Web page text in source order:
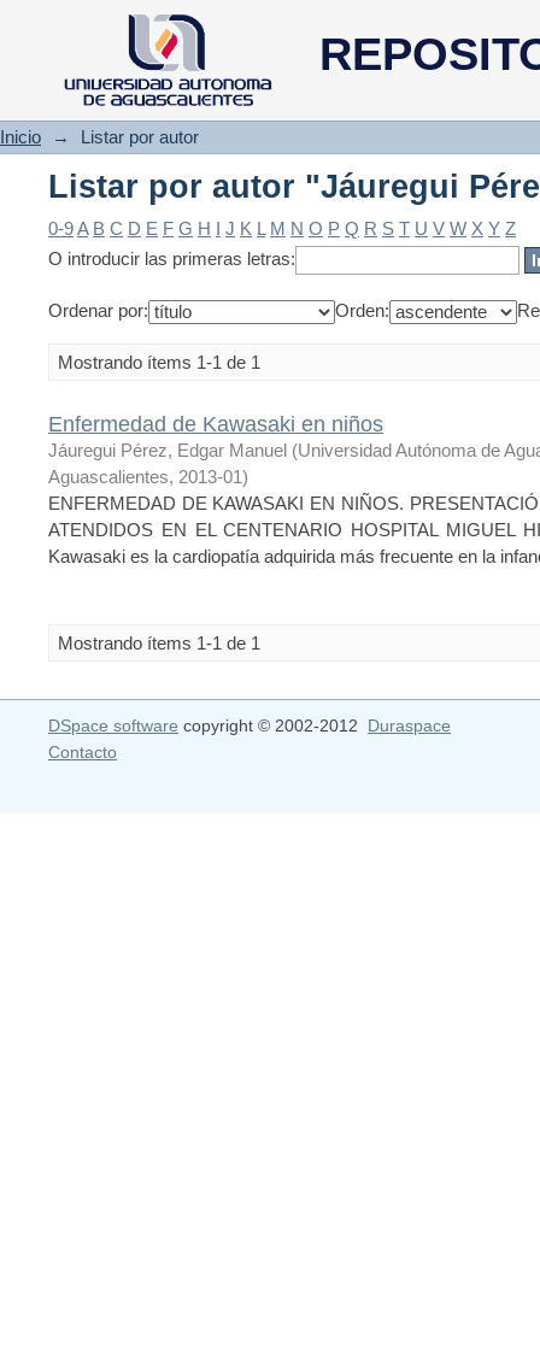
Listar por autor "Jáuregui
Inicio → Listar por autor
Listar por autor "Jáuregui
0-9A B C D E F G H I J K L M N O P Q R S T U V W X Y Z
O introducir las primeras letras:
Ordenar por: Orden:
Mostrando ítems 1-1 de 1
Enfermedad de Kawasaki en niños
Jáuregui Pérez, Edgar Manuel (Universidad Autónoma de
Aguascalientes, 2013-01)
ENFERMEDAD DE KAWASAKI EN NIÑOS.
ATENDIDOS EN EL CENTENARIO HOSPITAL MIGUEL
Kawasaki es la cardiopatía adquirida más frecuente en la
Mostrando ítems 1-1 de 1
DSpace software copyright © 2002-2012 Duraspace
Contacto